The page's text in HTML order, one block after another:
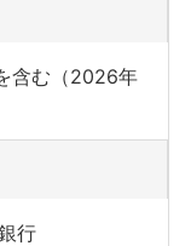
含む（2026年
行